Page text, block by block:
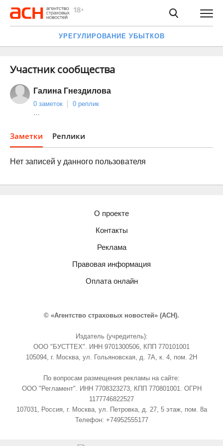
УРЕГУЛИРОВАНИЕ УБЫТКОВ
Участник сообщества
Галина Гнездилова
0 заметок
0 реплик
…
Заметки Реплики
Нет записей у данного пользователя
О проекте
Контакты
Реклама
Правовая информация
Оплата онлайн
© «Агентство страховых новостей» (АСН).
Издатель (учредитель):
ООО "БУСТТЕХ". ИНН 9701300506, КПП 770101001
105094, г. Москва, ул. Гольяновская, д. 7А, к. 4, пом. 2Н
По вопросам размещения рекламы на сайте:
ООО "Регламент". ИНН 7708323273, КПП 770801001. ОГРН
1177746822527
107031, Россия, г. Москва, ул. Петровка, д. 27, 5 этаж, пом. 8а
Телефон: +74952555177